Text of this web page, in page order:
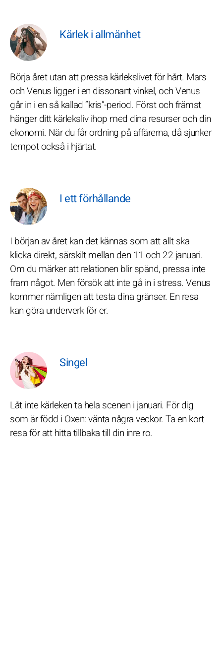
Kärlek i allmänhet
Börja året utan att pressa kärlekslivet för hårt. Mars
och Venus ligger i en dissonant vinkel, och Venus
går in i en så kallad ”kris”-period. Först och främst
hänger ditt kärleksliv ihop med dina resurser och din
ekonomi. När du får ordning på affärerna, då sjunker
tempot också i hjärtat.
I ett förhållande
I början av året kan det kännas som att allt ska
klicka direkt, särskilt mellan den 11 och 22 januari.
Om du märker att relationen blir spänd, pressa inte
fram något. Men försök att inte gå in i stress. Venus
kommer nämligen att testa dina gränser. En resa
kan göra underverk för er.
Singel
Låt inte kärleken ta hela scenen i januari. För dig
som är född i Oxen: vänta några veckor. Ta en kort
resa för att hitta tillbaka till din inre ro.